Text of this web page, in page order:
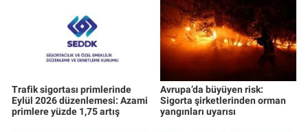
Trafik sigortası primlerinde
Eylül 2026 düzenlemesi: Azami
primlere yüzde 1,75 artış
Avrupa’da büyüyen risk:
Sigorta şirketlerinden orman
yangınları uyarısı